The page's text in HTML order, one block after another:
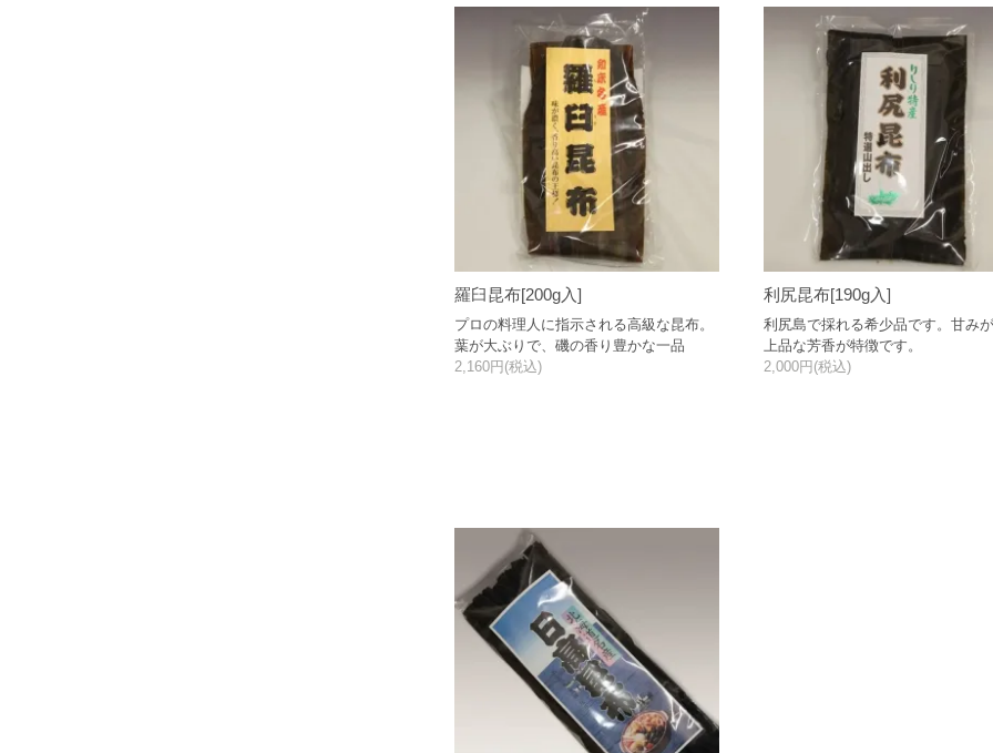
羅臼昆布[200g入]
プロの料理人に指示される高級な昆布。
葉が大ぶりで、磯の香り豊かな一品
2,160円(税込)
利尻昆布[190g入]
利尻島で採れる希少品です。甘み
上品な芳香が特徴です。
2,000円(税込)